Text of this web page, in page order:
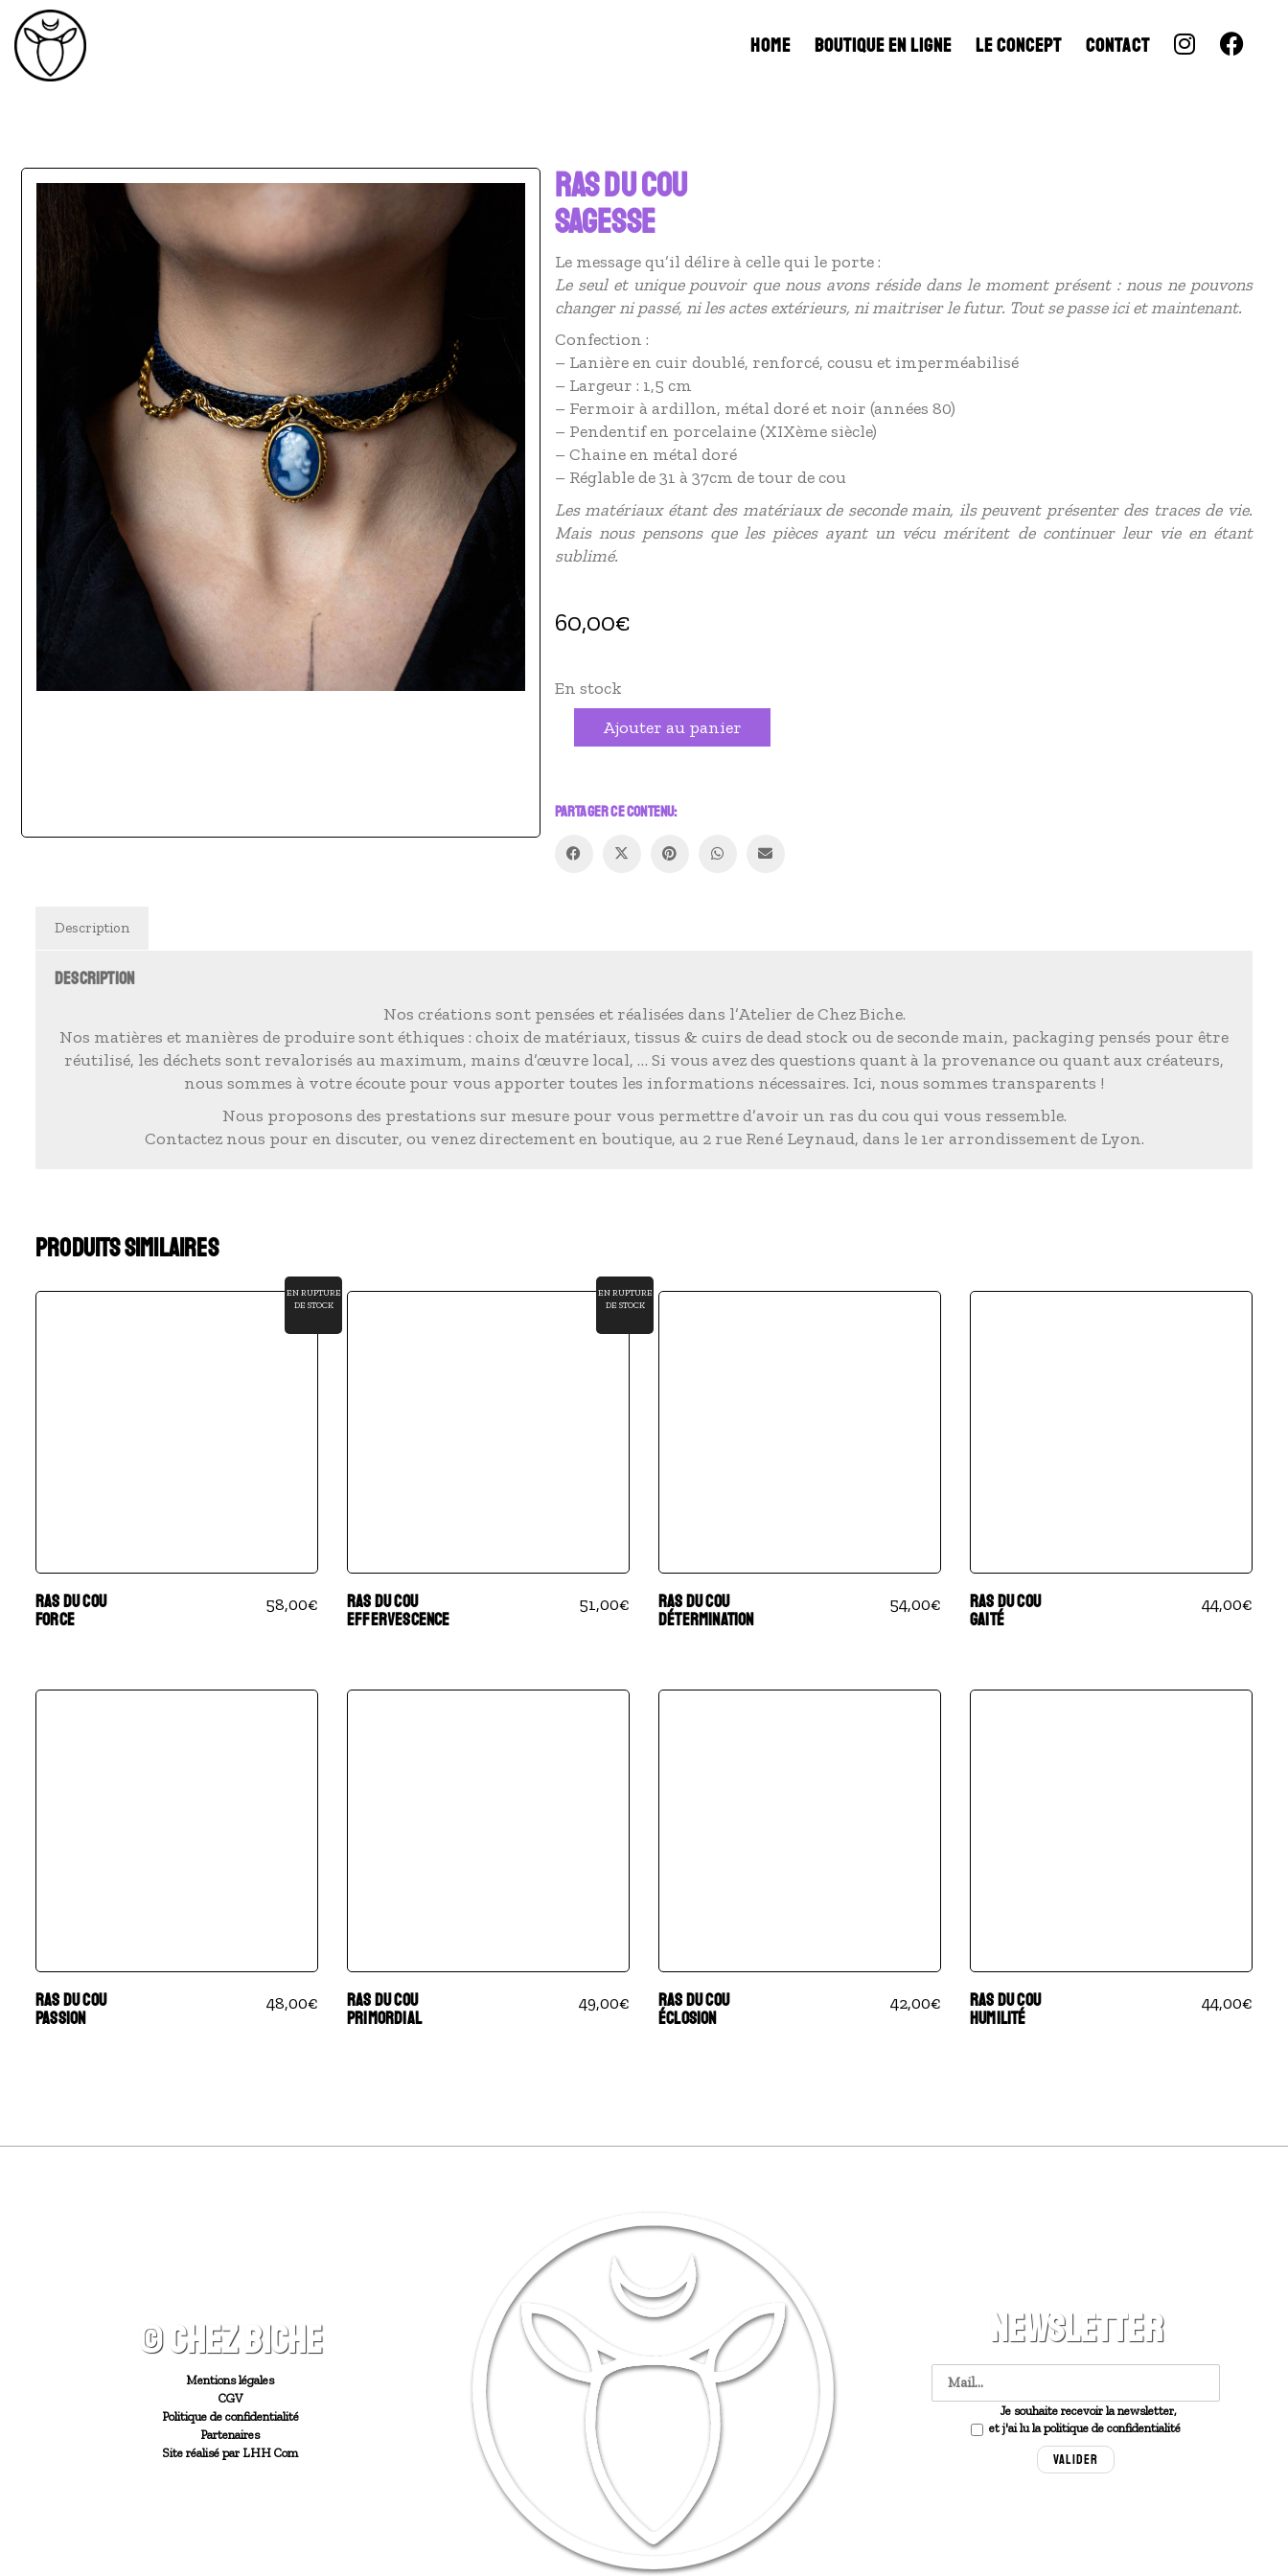
HOME BOUTIQUE EN LIGNE LE CONCEPT CONTACT
RAS DU COU
SAGESSE
Le message qu’il délire à celle qui le porte :
Le seul et unique pouvoir que nous avons réside dans le moment présent : nous ne pouvons
changer ni passé, ni les actes extérieurs, ni maitriser le futur. Tout se passe ici et maintenant.
Confection :
– Lanière en cuir doublé, renforcé, cousu et imperméabilisé
– Largeur : 1,5 cm
– Fermoir à ardillon, métal doré et noir (années 80)
– Pendentif en porcelaine (XIXème siècle)
– Chaine en métal doré
– Réglable de 31 à 37cm de tour de cou
Les matériaux étant des matériaux de seconde main, ils peuvent présenter des traces de vie.
Mais nous pensons que les pièces ayant un vécu méritent de continuer leur vie en étant
sublimé.
60,00€
En stock
Ras
|
Ajouter au panier
PARTAGER CE CONTENU:
Description
DESCRIPTION
Nos créations sont pensées et réalisées dans l’Atelier de Chez Biche.
Nos matières et manières de produire sont éthiques : choix de matériaux, tissus & cuirs de dead stock ou de seconde main, packaging pensés pour être
réutilisé, les déchets sont revalorisés au maximum, mains d’œuvre local, … Si vous avez des questions quant à la provenance ou quant aux créateurs,
nous sommes à votre écoute pour vous apporter toutes les informations nécessaires. Ici, nous sommes transparents !
Nous proposons des prestations sur mesure pour vous permettre d’avoir un ras du cou qui vous ressemble.
Contactez nous pour en discuter, ou venez directement en boutique, au 2 rue René Leynaud, dans le 1er arrondissement de Lyon.
PRODUITS SIMILAIRES
EN RUPTURE
DE STOCK
RAS DU COU
FORCE
58,00€
EN RUPTURE
DE STOCK
RAS DU COU
EFFERVESCENCE
51,00€
RAS DU COU
DÉTERMINATION
54,00€
RAS DU COU
GAITÉ
44,00€
RAS DU COU
PASSION
48,00€
RAS DU COU
PRIMORDIAL
49,00€
RAS DU COU
ÉCLOSION
42,00€
RAS DU COU
HUMILITÉ
44,00€
© CHEZ BICHE
Mentions légales
CGV
Politique de confidentialité
Partenaires
Site réalisé par LHH Com
NEWSLETTER
Je souhaite recevoir la newsletter,
et j'ai lu la politique de confidentialité